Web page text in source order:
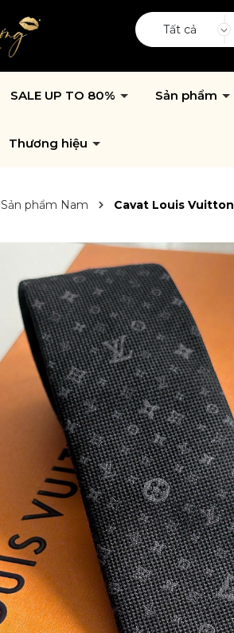
Tất cả
SALE UP TO 80% Sản phẩm
Thương hiệu
Sản phẩm Nam Cavat Louis Vuitton